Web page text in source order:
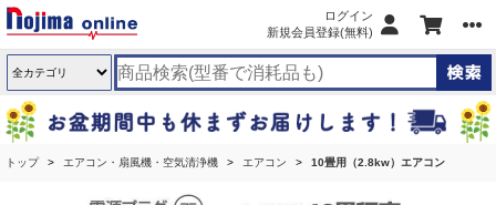
ログイン
新規会員登録(無料)
トップ エアコン・扇風機・空気清浄機 エアコン 10畳用（2.8kw）エアコン